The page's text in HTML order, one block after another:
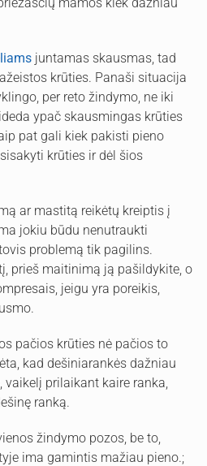
juntamas skausmas, tad
krūties. Panaši situacija
per reto žindymo, ne iki
ypač skausmingas krūties
pat gali kiek pakisti pieno
krūties ir dėl šios
ar mastitą reikėtų kreiptis į
jokiu būdu nenutraukti
problemą tik pagilins.
prieš maitinimą ją pašildykite, o
jeigu yra poreikis,
pačios krūties nė pačios to
kad dešiniarankės dažniau
prilaikant kaire ranka,
ranką.
žindymo pozos, be to,
ima gamintis mažiau pieno.;